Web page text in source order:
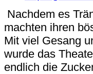
Nachdem es
machten ihren
Mit viel Gesang
wurde das
endlich die